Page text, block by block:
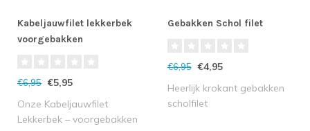
Kabeljauwfilet lekkerbek
voorgebakken
€6,95 €5,95
Onze Kabeljauwfilet
Lekkerbek – voorgebakken
Gebakken Schol filet
€6,95 €4,95
Heerlijk krokant gebakken
scholfilet